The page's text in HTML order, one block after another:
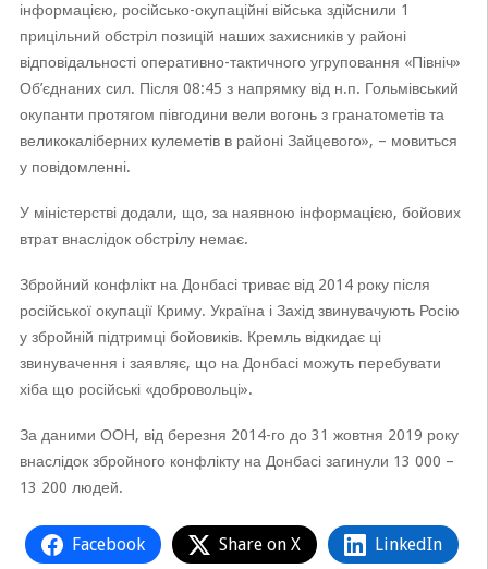
інформацією, російсько-окупаційні війська здійснили 1
прицільний обстріл позицій наших захисників у районі
відповідальності оперативно-тактичного угруповання «Північ»
Об’єднаних сил. Після 08:45 з напрямку від н.п. Гольмівський
окупанти протягом півгодини вели вогонь з гранатометів та
великокаліберних кулеметів в районі Зайцевого», – мовиться
у повідомленні.
У міністерстві додали, що, за наявною інформацією, бойових
втрат внаслідок обстрілу немає.
Збройний конфлікт на Донбасі триває від 2014 року після
російської окупації Криму. Україна і Захід звинувачують Росію
у збройній підтримці бойовиків. Кремль відкидає ці
звинувачення і заявляє, що на Донбасі можуть перебувати
хіба що російські «добровольці».
За даними ООН, від березня 2014-го до 31 жовтня 2019 року
внаслідок збройного конфлікту на Донбасі загинули 13 000 –
13 200 людей.
Facebook Share on X LinkedIn